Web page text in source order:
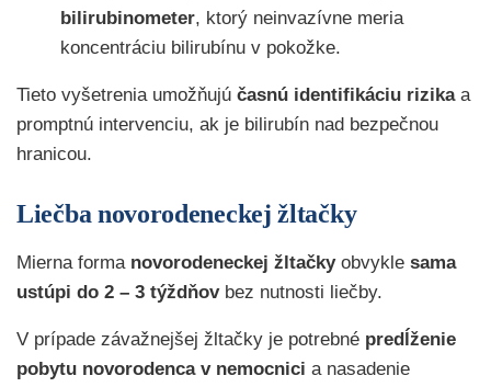
bilirubinometer, ktorý neinvazívne meria
koncentráciu bilirubínu v pokožke.
Tieto vyšetrenia umožňujú časnú identifikáciu rizikaa
promptnú intervenciu, ak je bilirubín nad bezpečnou
hranicou.
Liečba novorodeneckej žltačky
Mierna forma novorodeneckej žltačkyobvykle sama
ustúpi do 2 – 3 týždňovbez nutnosti liečby.
V prípade závažnejšej žltačky je potrebné predĺženie
pobytu novorodenca v nemocnici a nasadenie